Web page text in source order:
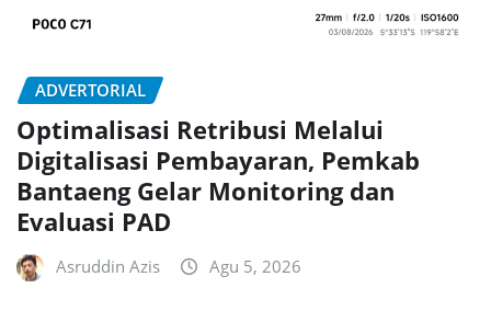
ADVERTORIAL
Optimalisasi Retribusi Melalui
Digitalisasi Pembayaran, Pemkab
Bantaeng Gelar Monitoring dan
Evaluasi PAD
Asruddin Azis Agu 5, 2026